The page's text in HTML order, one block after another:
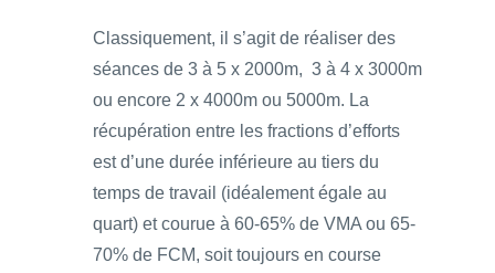
Classiquement, il s’agit de réaliser des
séances de 3 à 5 x 2000m, 3 à 4 x 3000m
ou encore 2 x 4000m ou 5000m. La
récupération entre les fractions d’efforts
est d’une durée inférieure au tiers du
temps de travail (idéalement égale au
quart) et courue à 60-65% de VMA ou 65-
70% de FCM, soit toujours en course